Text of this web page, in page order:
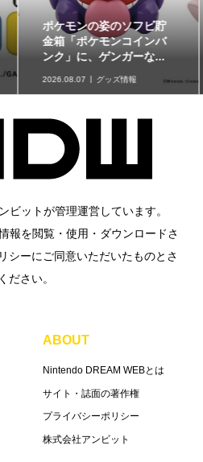
8月7日より事前抽選開
始！ 高知県にて「N響メ
ンバーによるポケモン...
2026.08.07 イベント情報
ビットが管理運営しています。
報を閲覧・使用・ダウンロードさ
シーにご同意いただいたものとさ
ださい。
ABOUT
Nintendo DREAM WEBとは
サイト・誌面の著作権
プライバシーポリシー
株式会社アンビット